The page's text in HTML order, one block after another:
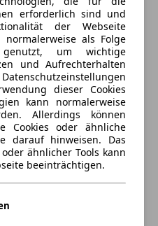
erforderlich sind und
der Webseite
als Folge
um wichtige
und Aufrechterhalten
dieser Cookies
kann normalerweise
Allerdings können
Cookies oder ähnliche
darauf hinweisen. Das
ähnlicher Tools kann
beeinträchtigen.